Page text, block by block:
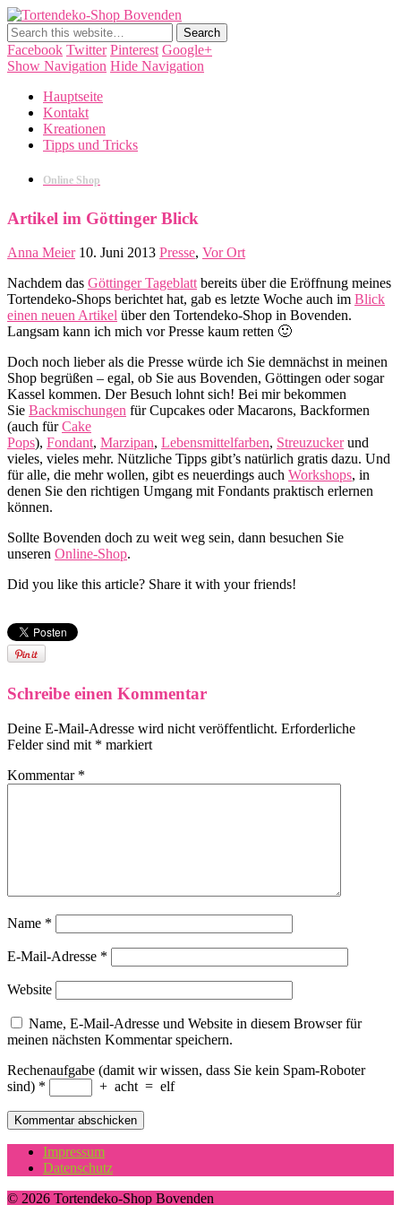
Tortendekorationen, Cake Pops, Macarons, Back-Workshops
Facebook Twitter Pinterest Google+
Show Navigation Hide Navigation
Hauptseite
Kontakt
Kreationen
Tipps und Tricks
Online Shop
Artikel im Göttinger Blick
Anna Meier 10. Juni 2013 Presse, Vor Ort
Nachdem das Göttinger Tageblattbereits über die Eröffnung meines
Tortendeko-Shops berichtet hat, gab es letzte Woche auch im Blick
einen neuen Artikel über den Tortendeko-Shop in Bovenden.
Langsam kann ich mich vor Presse kaum retten 🙂
Doch noch lieber als die Presse würde ich Sie demnächst in meinen
Shop begrüßen – egal, ob Sie aus Bovenden, Göttingen oder sogar
Kassel kommen. Der Besuch lohnt sich! Bei mir bekommen
Sie Backmischungen für Cupcakes oder Macarons, Backformen
(auch fürCake
Pops), Fondant, Marzipan, Lebensmittelfarben, Streuzuckerund
vieles, vieles mehr. Nützliche Tipps gibt’s natürlich gratis dazu. Und
für alle, die mehr wollen, gibt es neuerdings auch Workshops, in
denen Sie den richtigen Umgang mit Fondants praktisch erlernen
können.
Sollte Bovenden doch zu weit weg sein, dann besuchen Sie
unseren Online-Shop.
Did you like this article? Share it with your friends!
Schreibe einen Kommentar
Deine E-Mail-Adresse wird nicht veröffentlicht. Erforderliche
Felder sind mit * markiert
Kommentar *
Name *
E-Mail-Adresse *
Website
Name, E-Mail-Adresse und Website in diesem Browser für
meinen nächsten Kommentar speichern.
Rechenaufgabe (damit wir wissen, dass Sie kein Spam-Roboter
sind) * + acht = elf
Impressum
Datenschutz
© 2026 Tortendeko-Shop Bovenden